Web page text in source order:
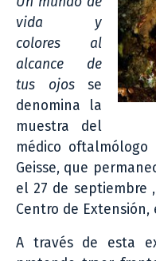
vida y
colores al
alcance de
tus ojosse
denomina la
muestra del
médico
Geisse, que
el 27 de septiembre
Centro de Extensión,
A través de esta